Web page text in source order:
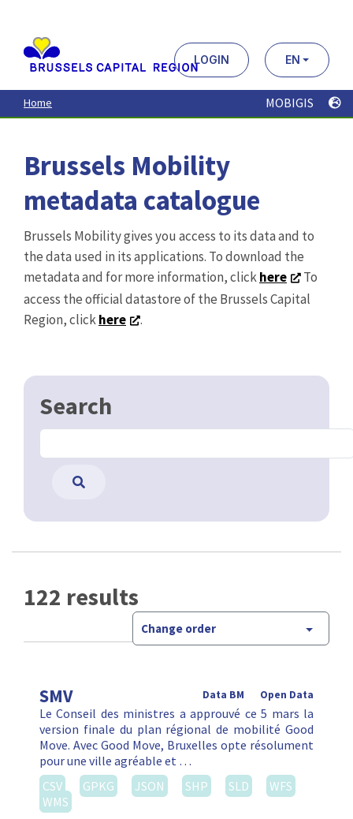
contenu
principal
LOGIN EN
Home MOBIGIS
Brussels Mobility
metadata catalogue
Brussels Mobility gives you access to its data and to
the data used in its applications. To download the
metadata and for more information, clickhere
To
access the official datastore of the Brussels Capital
Region, clickhere .
Search
122 results
Change order
SMV Open Data
Data BM
Le Conseil des ministres a approuvé ce 5 mars la
version finale du plan régional de mobilité Good
Move. Avec Good Move, Bruxelles opte résolument
pour une ville agréable et …
CSV
GPKG JSON SHP SLD
WFS
WMS